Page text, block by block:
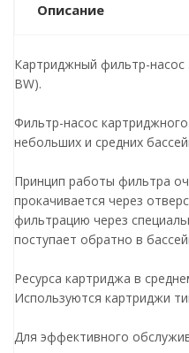
Описание
Картриджный фильтр-
BW).
Фильтр-насос
небольших и средних
Принцип работы фильтра
прокачивается через
фильтрацию через
поступает обратно в
Ресурса картриджа в
Используются картриджи
Для эффективного